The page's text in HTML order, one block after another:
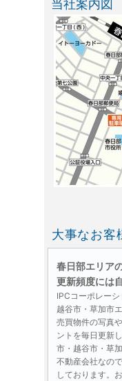
当社案内図
大事なお客
春日部エリア
更新頻度には
IPCコーポレーシ
越谷市・草加市
売買物件の写真
ントを毎日更新
市・越谷市・草
不動産会社なの
しております。